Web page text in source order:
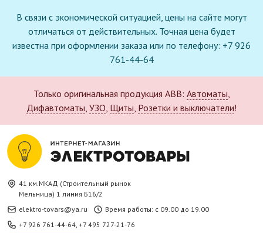
В связи с экономической ситуацией, цены на сайте могут
отличаться от действительных. Точная цена будет
известна при оформлении заказа или по телефону: +7 926
761-44-64
Только оригинальная продукция ABB: Автоматы,
Дифавтоматы, УЗО, Щиты, Розетки и выключатели!
41 км.МКАД (Строительный рынок
Мельница) 1 линия Б16/2
elektro-tovars@ya.ru
Время работы: с 09.00 до 19.00
+7 926 761-44-64, +7 495 727-21-76